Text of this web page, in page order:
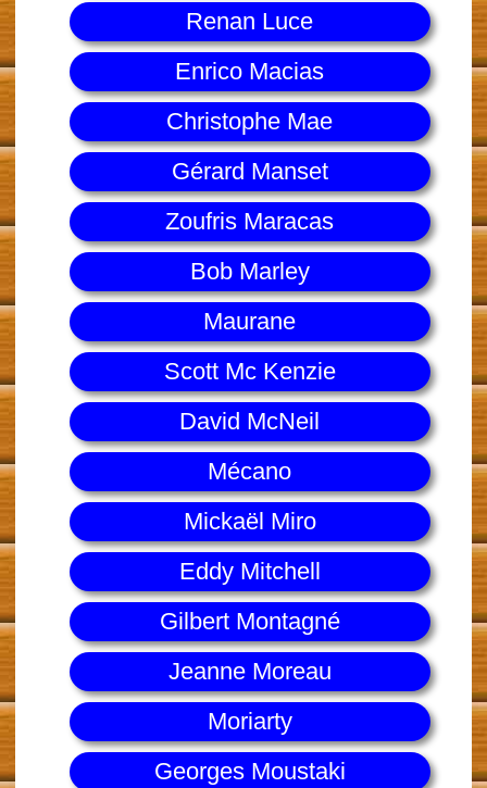
Renan Luce
Enrico Macias
Christophe Mae
Gérard Manset
Zoufris Maracas
Bob Marley
Maurane
Scott Mc Kenzie
David McNeil
Mécano
Mickaël Miro
Eddy Mitchell
Gilbert Montagné
Jeanne Moreau
Moriarty
Georges Moustaki